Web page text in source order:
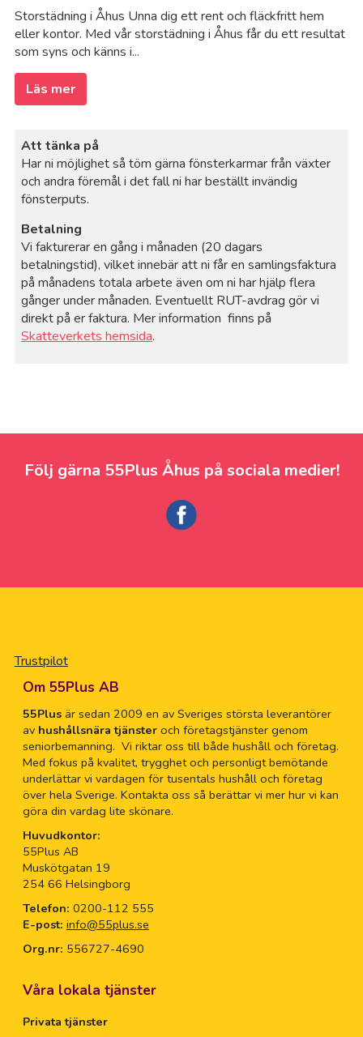
Storstädning i Åhus Unna dig ett rent och fläckfritt hem
eller kontor. Med vår storstädning i Åhus får du ett resultat
som syns och känns i...
Läs mer
Att tänka på
Har ni möjlighet så töm gärna fönsterkarmar från växter
och andra föremål i det fall ni har beställt invändig
fönsterputs.
Betalning
Vi fakturerar en gång i månaden (20 dagars
betalningstid), vilket innebär att ni får en samlingsfaktura
på månadens totala arbete även om ni har hjälp flera
gånger under månaden. Eventuellt RUT-avdrag gör vi
direkt på er faktura. Mer information finns på
Skatteverkets hemsida.
Följ gärna 55Plus Åhus på sociala medier!
Trustpilot
Om 55Plus AB
55Plusär sedan 2009 en av Sveriges största leverantörer
av hushållsnära tjänsteroch företagstjänster genom
seniorbemanning. Vi riktar oss till både hushåll och företag.
Med fokus på kvalitet, trygghet och personligt bemötande
underlättar vi vardagen för tusentals hushåll och företag
över hela Sverige. Kontakta oss så berättar vi mer hur vi kan
göra din vardag lite skönare.
Huvudkontor:
55Plus AB
Muskötgatan 19
254 66 Helsingborg
Telefon: 0200-112 555
E-post: info@55plus.se
Org.nr: 556727-4690
Våra lokala tjänster
Privata tjänster